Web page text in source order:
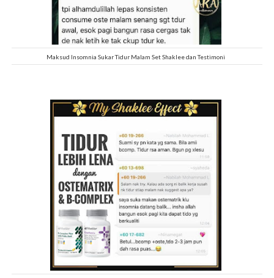
Maksud Insomnia Sukar Tidur Malam Set Shaklee dan Testimoni